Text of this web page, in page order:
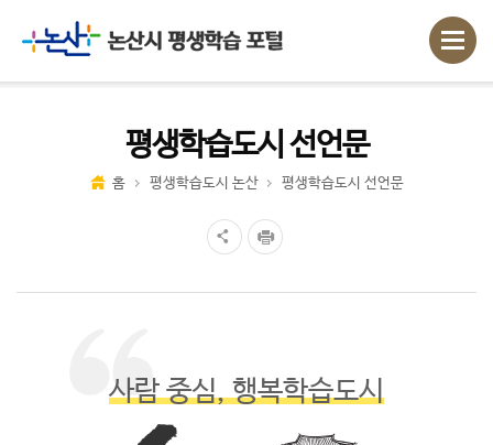
평생학습도시 선언문
홈 평생학습도시 논산 평생학습도시 선언문
사람 중심, 행복학습도시